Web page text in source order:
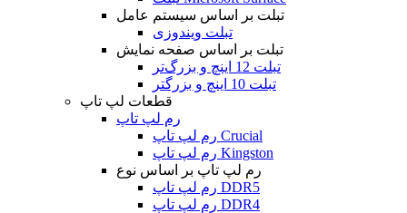
تبلت بر اساس سیستم عامل
تبلت ویندوزی
تبلت بر اساس صفحه نمایش
تبلت 12 اینچ و بزرگ‌تر
تبلت 10 اینچ و بزرگتر
قطعات لپ تاپ
رم لپ تاپ
رم لپ تاپ Crucial
رم لپ تاپ Kingston
رم لپ تاپ بر اساس نوع
رم لپ تاپ DDR5
رم لپ تاپ DDR4